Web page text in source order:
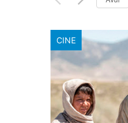
cerca
Cerqueu
per
paraula
CINE